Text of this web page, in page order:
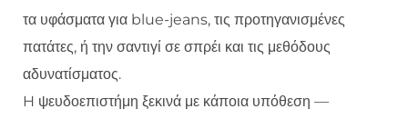
τα υφάσματα για blue-jeans, τις προτηγανισμένες
πατάτες, ή την σαντιγί σε σπρέι και τις μεθόδους
αδυνατίσματος.
H ψευδοεπιστήμη ξεκινά με κάποια υπόθεση —